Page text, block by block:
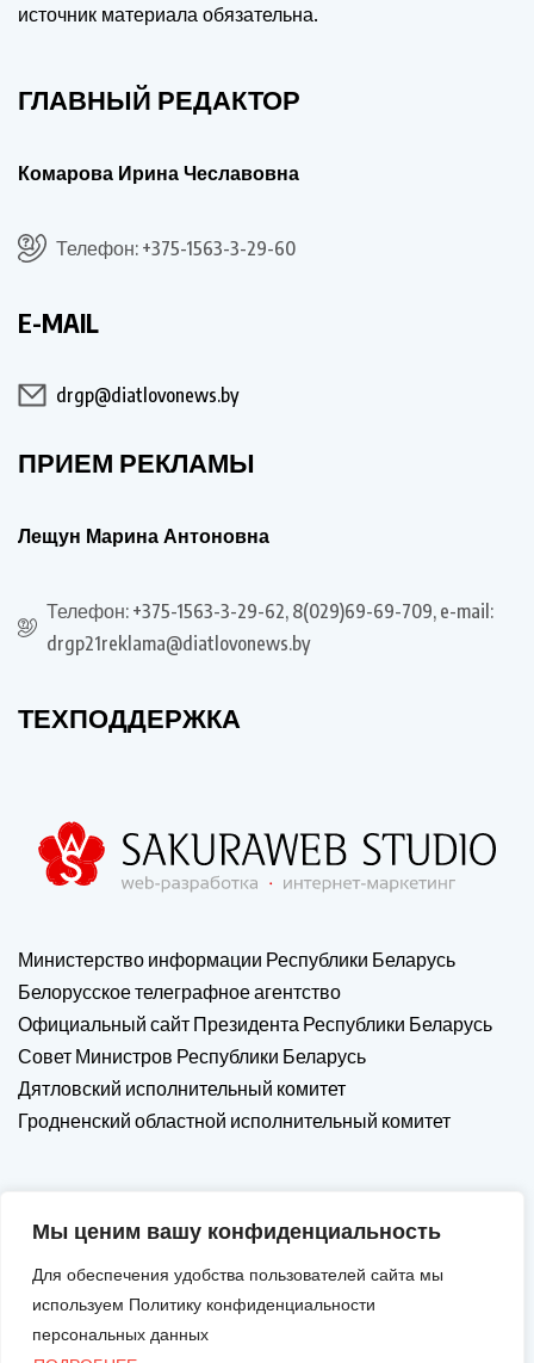
Мы ценим вашу конфиденциальность
Для обеспечения удобства пользователей сайта мы
используем Политику конфиденциальности
персональных данных
источник материала обязательна.
ГЛАВНЫЙ РЕДАКТОР
Комарова Ирина Чеславовна
Телефон: +375-1563-3-29-60
E-MAIL
drgp@diatlovonews.by
ПРИЕМ РЕКЛАМЫ
Лещун Марина Антоновна
Телефон: +375-1563-3-29-62, 8(029)69-69-709, e-mail:
drgp21reklama@diatlovonews.by
ТЕХПОДДЕРЖКА
Министерство информации Республики Беларусь
Белорусское телеграфное агентство
Официальный сайт Президента Республики Беларусь
Совет Министров Республики Беларусь
Дятловский исполнительный комитет
Гродненский областной исполнительный комитет